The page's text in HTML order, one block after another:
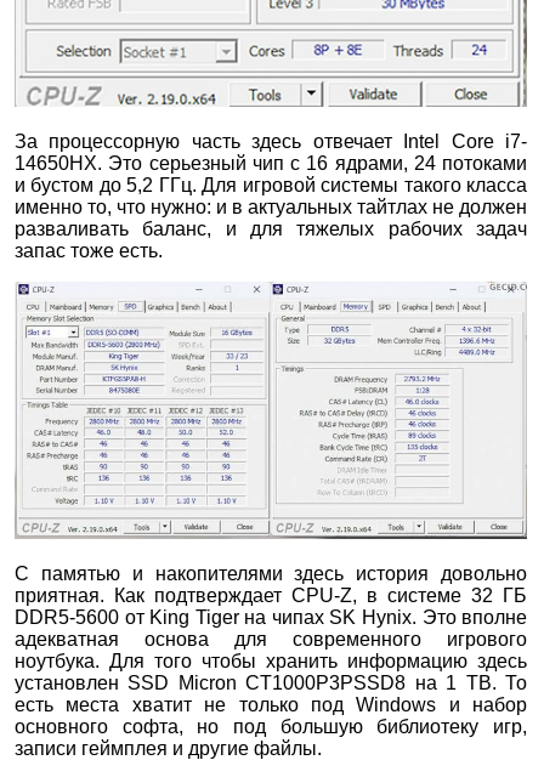
За процессорную часть здесь отвечает Intel Core i7-
14650HX. Это серьезный чип с 16 ядрами, 24 потоками
и бустом до 5,2 ГГц. Для игровой системы такого класса
именно то, что нужно: и в актуальных тайтлах не должен
разваливать баланс, и для тяжелых рабочих задач
запас тоже есть.
С памятью и накопителями здесь история довольно
приятная. Как подтверждает CPU-Z, в системе 32 ГБ
DDR5-5600 от King Tiger на чипах SK Hynix. Это вполне
адекватная основа для современного игрового
ноутбука. Для того чтобы хранить информацию здесь
установлен SSD Micron CT1000P3PSSD8 на 1 ТВ. То
есть места хватит не только под Windows и набор
основного софта, но под большую библиотеку игр,
записи геймплея и другие файлы.